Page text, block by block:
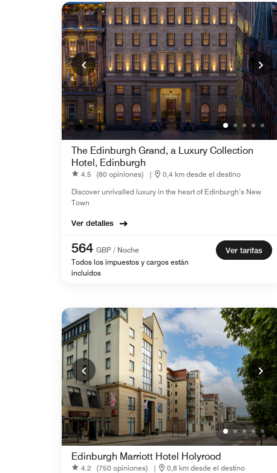
The Edinburgh Grand, a Luxury Collection
Hotel, Edinburgh
4.5 (80 opiniones) |
0,4 km desde el destino
Discover unrivalled luxury in the heart of Edinburgh’s New
Town
Ver detalles
564 GBP / Noche
Todos los impuestos y cargos están
incluidos
Ver tarifas
Edinburgh Marriott Hotel Holyrood
4.2 (750 opiniones) |
0,8 km desde el destino